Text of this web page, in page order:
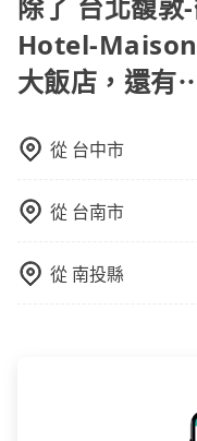
訂住宿服務。
除了 台北馥
Hotel-
大飯店，還有
從 台中市
從 台南市
從 南投縣